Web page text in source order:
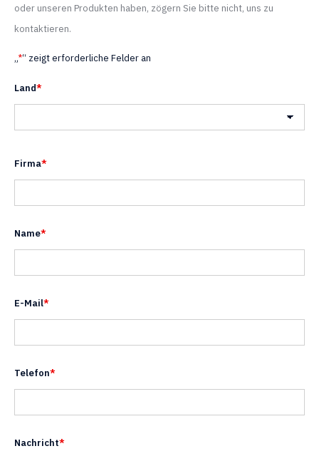
oder unseren Produkten haben, zögern Sie bitte nicht, uns zu
kontaktieren.
„*“ zeigt erforderliche Felder an
Land*
Firma*
Name*
E-Mail*
Telefon*
Nachricht*